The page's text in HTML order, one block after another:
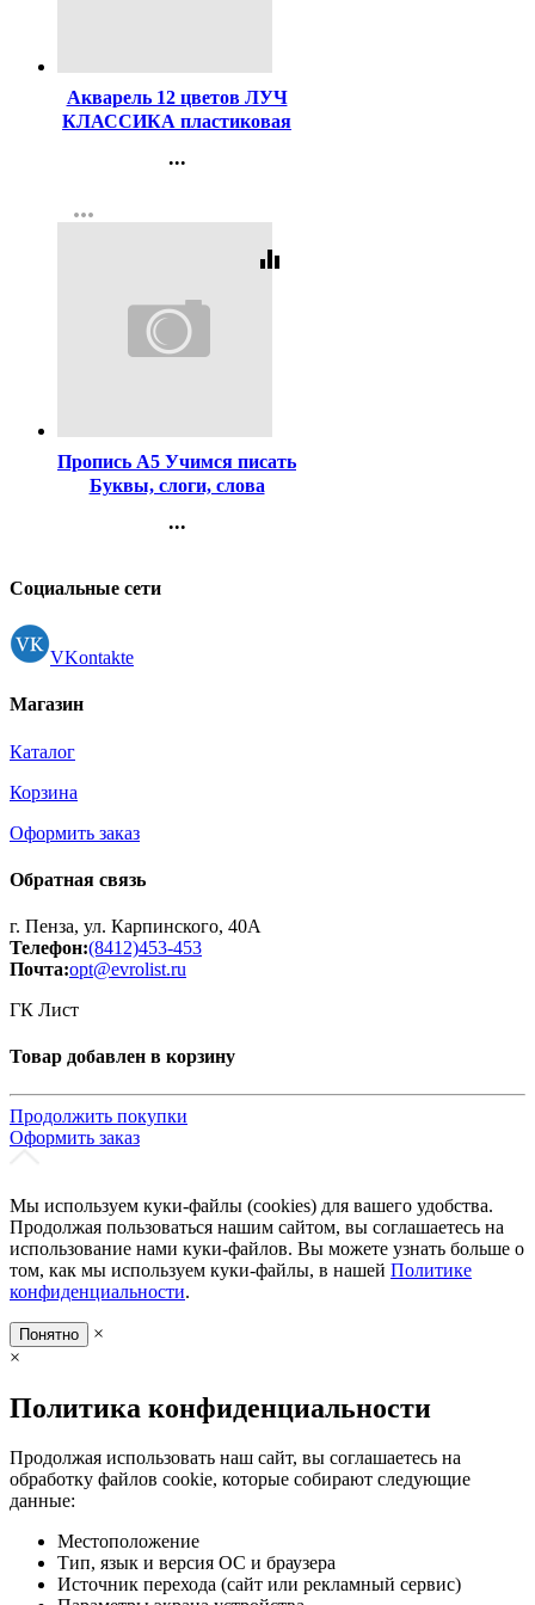
Акварель 12 цветов ЛУЧ
КЛАССИКА пластиковая
арт 19С1286-08
...
Регистрация
more_horiz
equalizer
Пропись А5 Учимся писать
Буквы, слоги, слова
...
Регистрация
Социальные сети
VKontakte
Магазин
Каталог
Корзина
Оформить заказ
Обратная связь
г. Пенза, ул. Карпинского, 40А
Телефон:(8412)453-453
Почта:opt@evrolist.ru
ГК Лист
Товар добавлен в корзину
Продолжить покупки
Оформить заказ
Мы используем куки-файлы (cookies) для вашего удобства.
Продолжая пользоваться нашим сайтом, вы соглашаетесь на
использование нами куки-файлов. Вы можете узнать больше о
том, как мы используем куки-файлы, в нашей Политике
конфиденциальности.
Понятно
×
×
Политика конфиденциальности
Продолжая использовать наш сайт, вы соглашаетесь на
обработку файлов cookie, которые собирают следующие
данные:
Местоположение
Тип, язык и версия ОС и браузера
Источник перехода (сайт или рекламный сервис)